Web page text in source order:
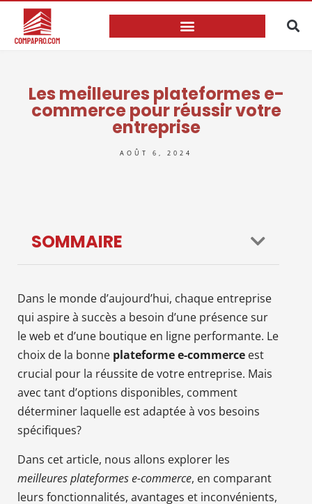
Les meilleures plateformes e-
commerce pour réussir votre
entreprise
AOÛT 6, 2024
SOMMAIRE
Dans le monde d’aujourd’hui, chaque entreprise
qui aspire à succès a besoin d’une présence sur
le web et d’une boutique en ligne performante. Le
choix de la bonne plateforme e-commerce est
crucial pour la réussite de votre entreprise. Mais
avec tant d’options disponibles, comment
déterminer laquelle est adaptée à vos besoins
spécifiques?
Dans cet article, nous allons explorer les
meilleures plateformes e-commerce, en comparant
leurs fonctionnalités, avantages et inconvénients,